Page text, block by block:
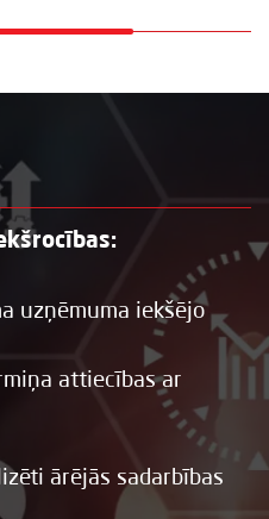
uzņēmuma iekšējo
attiecības ar
ārējās sadarbības